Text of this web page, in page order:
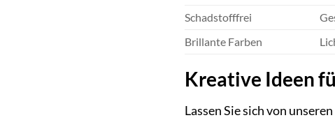
Schadstofffrei
Brillante Farben
Kreative Ideen
Lassen Sie sich von